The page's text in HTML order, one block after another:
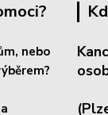
nebo